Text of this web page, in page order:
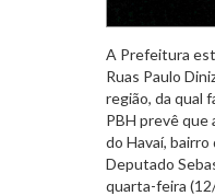
A Prefeitura
Ruas Paulo
região, da qual
PBH prevê que
do Havaí,
Deputado
quarta-feira